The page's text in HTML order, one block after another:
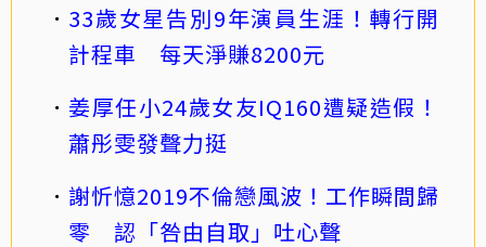
33歲女星告別9年演員生涯！轉行開
計程車 每天淨賺8200元
姜厚任小24歲女友IQ160遭疑造假！
蕭彤雯發聲力挺
謝忻憶2019不倫戀風波！工作瞬間歸
零 認「咎由自取」吐心聲